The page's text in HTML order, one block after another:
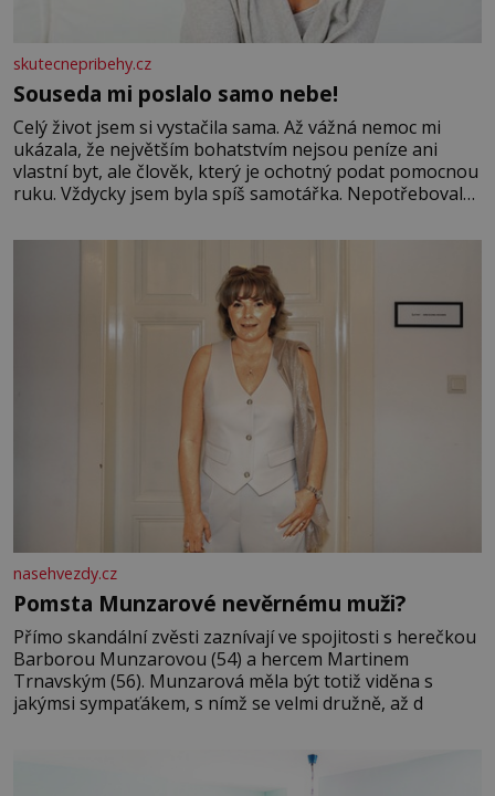
skutecnepribehy.cz
Souseda mi poslalo samo nebe!
Celý život jsem si vystačila sama. Až vážná nemoc mi
ukázala, že největším bohatstvím nejsou peníze ani
vlastní byt, ale člověk, který je ochotný podat pomocnou
ruku. Vždycky jsem byla spíš samotářka. Nepotřebovala
mi knihy, práce a hlavně klid. Hned po studiích jsem
nasehvezdy.cz
Pomsta Munzarové nevěrnému muži?
Přímo skandální zvěsti zaznívají ve spojitosti s herečkou
Barborou Munzarovou (54) a hercem Martinem
Trnavským (56). Munzarová měla být totiž viděna s
jakýmsi sympaťákem, s nímž se velmi družně, až d